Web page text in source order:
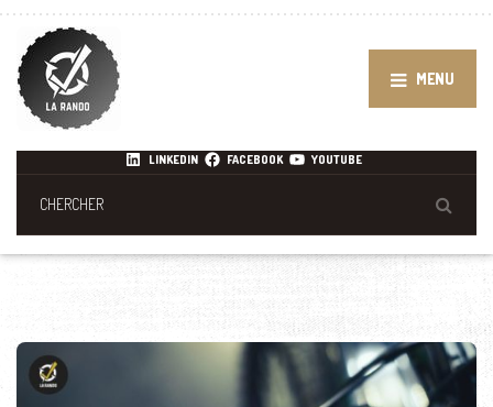
MENU
LINKEDIN FACEBOOK YOUTUBE